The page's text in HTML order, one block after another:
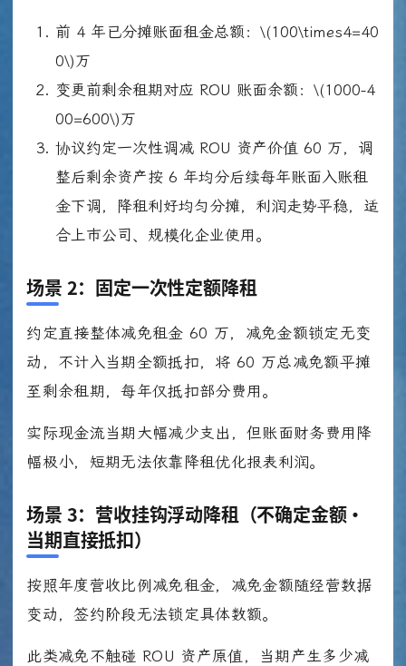
前 4 年已分摊账面租金总额：\(100\times4=40
0\)万
变更前剩余租期对应 ROU 账面余额：\(1000-4
00=600\)万
协议约定一次性调减 ROU 资产价值 60 万，调
整后剩余资产按 6 年均分后续每年账面入账租
金下调，降租利好均匀分摊，利润走势平稳，适
合上市公司、规模化企业使用。
场景 2：固定一次性定额降租
约定直接整体减免租金 60 万，减免金额锁定无变
动，不计入当期全额抵扣，将 60 万总减免额平摊
至剩余租期，每年仅抵扣部分费用。
实际现金流当期大幅减少支出，但账面财务费用降
幅极小，短期无法依靠降租优化报表利润。
场景 3：营收挂钩浮动降租（不确定金额・
当期直接抵扣）
按照年度营收比例减免租金，减免金额随经营数据
变动，签约阶段无法锁定具体数额。
此类减免不触碰 ROU 资产原值，当期产生多少减